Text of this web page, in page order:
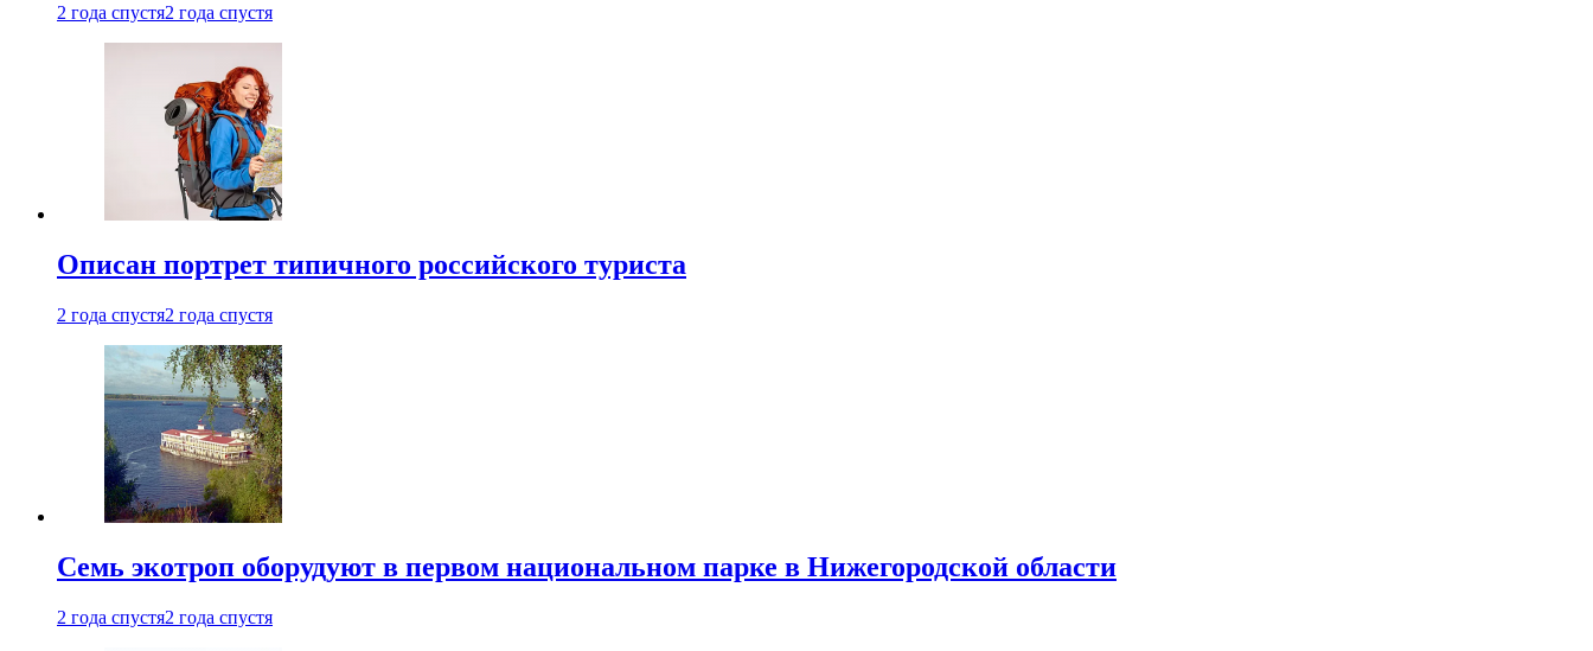
2 года спустя2 года спустя
Описан портрет типичного российского туриста
2 года спустя2 года спустя
Семь экотроп оборудуют в первом национальном парке в Нижегородской области
2 года спустя2 года спустя